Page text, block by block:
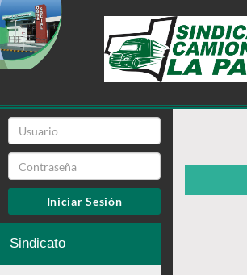
Iniciar Sesión
Sindicato